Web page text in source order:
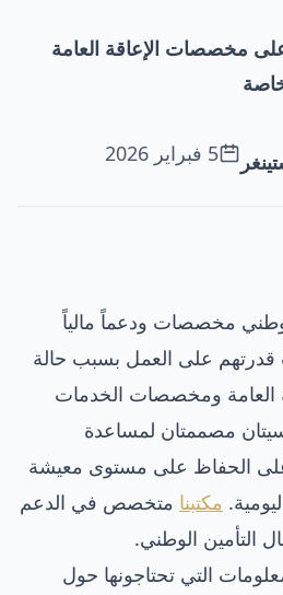
مخصصات الإعاقة العامة
5 فبراير 2026
مخصصات ودعماً مالياً
على العمل بسبب حالة
العامة ومخصصات الخدمات
مصممتان لمساعدة
الحفاظ على مستوى معيشة
مكتبنا متخصص في الدعم
التأمين الوطني.
التي تحتاجونها حول